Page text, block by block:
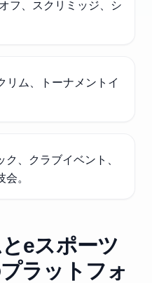
フ、スクリミッジ、シ
リム、トーナメントイ
、クラブイベント、
。
eスポーツ
ラットフォ